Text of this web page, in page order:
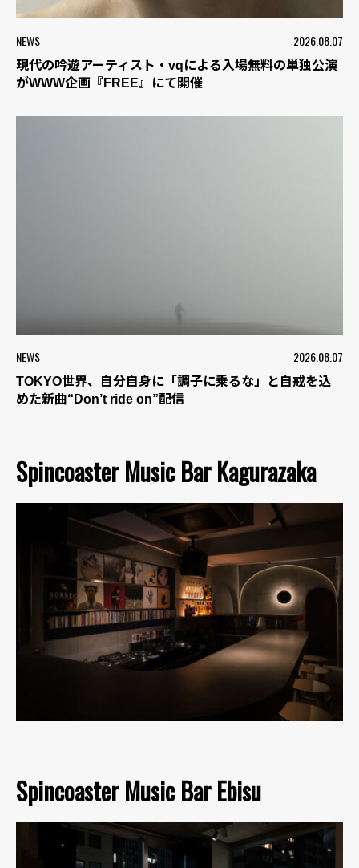
NEWS 2026.08.07
現代の吟遊アーティスト・vqによる入場無料の単独公演
がWWW企画『FREE』にて開催
NEWS 2026.08.07
TOKYO世界、自分自身に「調子に乗るな」と自戒を込
めた新曲“Don’t ride on”配信
Spincoaster Music Bar Kagurazaka
Spincoaster Music Bar Ebisu